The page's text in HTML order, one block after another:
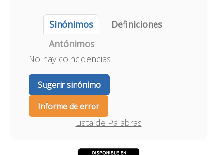
Sinónimos
Definiciones
Antónimos
No hay coincidencias
Sugerir sinónimo
Informe de error
Lista de Palabras